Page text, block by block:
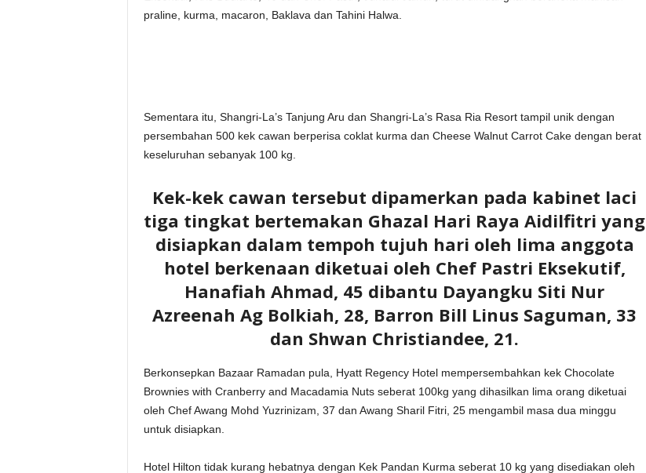
praline, kurma, macaron, Baklava dan Tahini Halwa.
Sementara itu, Shangri-La’s Tanjung Aru dan Shangri-La’s Rasa Ria Resort tampil unik dengan
persembahan 500 kek cawan berperisa coklat kurma dan Cheese Walnut Carrot Cake dengan berat
keseluruhan sebanyak 100 kg.
Kek-kek cawan tersebut dipamerkan pada kabinet laci
tiga tingkat bertemakan Ghazal Hari Raya Aidilfitri yang
disiapkan dalam tempoh tujuh hari oleh lima anggota
hotel berkenaan diketuai oleh Chef Pastri Eksekutif,
Hanafiah Ahmad, 45 dibantu Dayangku Siti Nur
Azreenah Ag Bolkiah, 28, Barron Bill Linus Saguman, 33
dan Shwan Christiandee, 21.
Berkonsepkan Bazaar Ramadan pula, Hyatt Regency Hotel mempersembahkan kek Chocolate
Brownies with Cranberry and Macadamia Nuts seberat 100kg yang dihasilkan lima orang diketuai
oleh Chef Awang Mohd Yuzrinizam, 37 dan Awang Sharil Fitri, 25 mengambil masa dua minggu
untuk disiapkan.
Hotel Hilton tidak kurang hebatnya dengan Kek Pandan Kurma seberat 10 kg yang disediakan oleh